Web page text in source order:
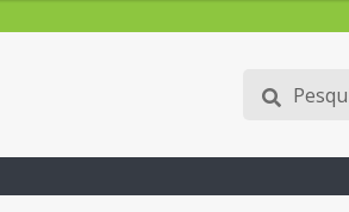
Pesquisar
por:
Pesquisa